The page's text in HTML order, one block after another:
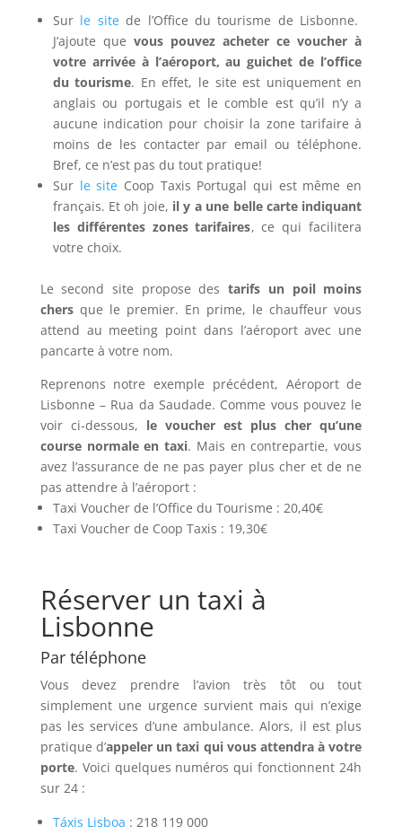
Sur le sitede l’Office du tourisme de Lisbonne.
J’ajoute que vous pouvez acheter ce voucher à
votre arrivée à l’aéroport, au guichet de l’office
du tourisme. En effet, le site est uniquement en
anglais ou portugais et le comble est qu’il n’y a
aucune indication pour choisir la zone tarifaire à
moins de les contacter par email ou téléphone.
Bref, ce n’est pas du tout pratique!
Sur le site Coop Taxis Portugal qui est même en
français. Et oh joie, il y a une belle carte indiquant
les différentes zones tarifaires, ce qui facilitera
votre choix.
Le second site propose destarifs un poil moins
chersque le premier. En prime, le chauffeur vous
attend au meeting point dans l’aéroport avec une
pancarte à votre nom.
Reprenons notre exemple précédent, Aéroport de
Lisbonne – Rua da Saudade. Comme vous pouvez le
voir ci-dessous, le voucher est plus cher qu’une
course normale en taxi. Mais en contrepartie, vous
avez l’assurance de ne pas payer plus cher et de ne
pas attendre à l’aéroport :
Taxi Voucher de l’Office du Tourisme : 20,40€
Taxi Voucher de Coop Taxis : 19,30€
Réserver un taxi à
Lisbonne
Par téléphone
Vous devez prendre l’avion très tôt ou tout
simplement une urgence survient mais qui n’exige
pas les services d’une ambulance. Alors, il est plus
pratique d’appeler un taxi qui vous attendra à votre
porte. Voici quelques numéros qui fonctionnent 24h
sur 24 :
Táxis Lisboa : 218 119 000